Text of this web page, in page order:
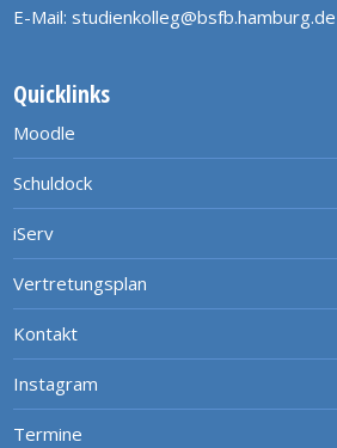
E-Mail: studienkolleg@bsfb.hamburg.de
Quicklinks
Moodle
Schuldock
iServ
Vertretungsplan
Kontakt
Instagram
Termine